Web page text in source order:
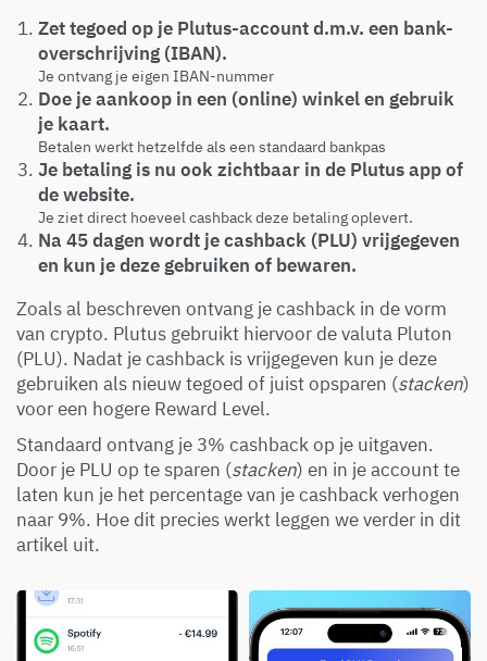
Zet tegoed op je Plutus-account d.m.v. een bank-
overschrijving (IBAN).
Je ontvang je eigen IBAN-nummer
Doe je aankoop in een (online) winkel en gebruik
je kaart.
Betalen werkt hetzelfde als een standaard bankpas
Je betaling is nu ook zichtbaar in de Plutus app of
de website.
Je ziet direct hoeveel cashback deze betaling oplevert.
Na 45 dagen wordt je cashback (PLU) vrijgegeven
en kun je deze gebruiken of bewaren.
Zoals al beschreven ontvang je cashback in de vorm
van crypto. Plutus gebruikt hiervoor de valuta Pluton
(PLU). Nadat je cashback is vrijgegeven kun je deze
gebruiken als nieuw tegoed of juist opsparen (stacken)
voor een hogere Reward Level.
Standaard ontvang je 3% cashback op je uitgaven.
Door je PLU op te sparen (stacken) en in je account te
laten kun je het percentage van je cashback verhogen
naar 9%. Hoe dit precies werkt leggen we verder in dit
artikel uit.